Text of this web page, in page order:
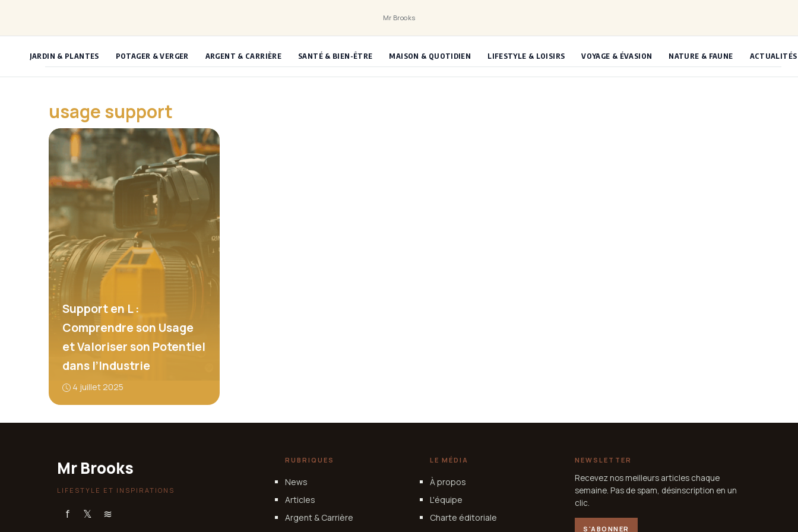
contenu
Mr Brooks
JARDIN & PLANTES POTAGER & VERGER ARGENT & CARRIÈRE SANTÉ & BIEN-ÊTRE MAISON & QUOTIDIEN LIFESTYLE & LOISIRS VOYAGE & ÉVASION NATURE & FAUNE ACTUALITÉS
usage support
Support en L :
Comprendre son Usage
et Valoriser son Potentiel
dans l’Industrie
4 juillet 2025
Mr Brooks
LIFESTYLE ET INSPIRATIONS
f 𝕏 ≋
RUBRIQUES
News
Articles
Argent & Carrière
LE MÉDIA
À propos
L'équipe
Charte éditoriale
NEWSLETTER
Recevez nos meilleurs articles chaque
semaine. Pas de spam, désinscription en un
clic.
S'ABONNER